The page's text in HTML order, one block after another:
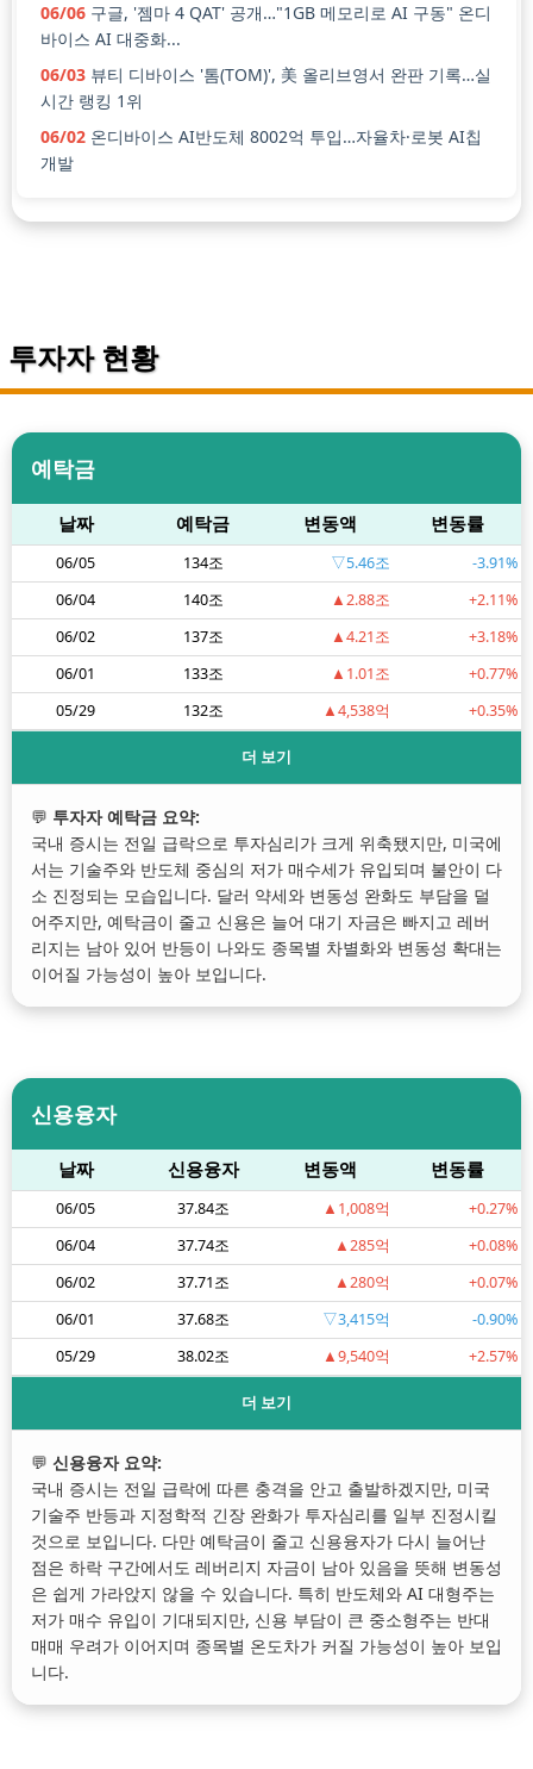
06/06 구글, '젬마 4 QAT' 공개…"1GB 메모리로 AI 구동" 온디
바이스 AI 대중화...
06/03 뷰티 디바이스 '톰(TOM)', 美 올리브영서 완판 기록…실
시간 랭킹 1위
06/02 온디바이스 AI반도체 8002억 투입…자율차·로봇 AI칩
개발
투자자 현황
예탁금
날짜 예탁금 변동액 변동률
06/05 134조 ▽5.46조
-3.91%
06/04
140조 ▲2.88조
+2.11%
06/02
137조 ▲4.21조
+3.18%
06/01
133조 ▲1.01조
+0.77%
05/29
132조 ▲4,538억 +0.35%
더 보기
💬 투자자 예탁금 요약:
국내 증시는 전일 급락으로 투자심리가 크게 위축됐지만, 미국에
서는 기술주와 반도체 중심의 저가 매수세가 유입되며 불안이 다
소 진정되는 모습입니다. 달러 약세와 변동성 완화도 부담을 덜
어주지만, 예탁금이 줄고 신용은 늘어 대기 자금은 빠지고 레버
리지는 남아 있어 반등이 나와도 종목별 차별화와 변동성 확대는
이어질 가능성이 높아 보입니다.
신용융자
날짜 신용융자 변동액 변동률
06/05 37.84조 ▲1,008억
+0.27%
06/04
37.74조 ▲285억
+0.08%
06/02
37.71조 ▲280억
+0.07%
06/01
37.68조 ▽3,415억
-0.90%
05/29
38.02조 ▲9,540억 +2.57%
더 보기
💬 신용융자 요약:
국내 증시는 전일 급락에 따른 충격을 안고 출발하겠지만, 미국
기술주 반등과 지정학적 긴장 완화가 투자심리를 일부 진정시킬
것으로 보입니다. 다만 예탁금이 줄고 신용융자가 다시 늘어난
점은 하락 구간에서도 레버리지 자금이 남아 있음을 뜻해 변동성
은 쉽게 가라앉지 않을 수 있습니다. 특히 반도체와 AI 대형주는
저가 매수 유입이 기대되지만, 신용 부담이 큰 중소형주는 반대
매매 우려가 이어지며 종목별 온도차가 커질 가능성이 높아 보입
니다.